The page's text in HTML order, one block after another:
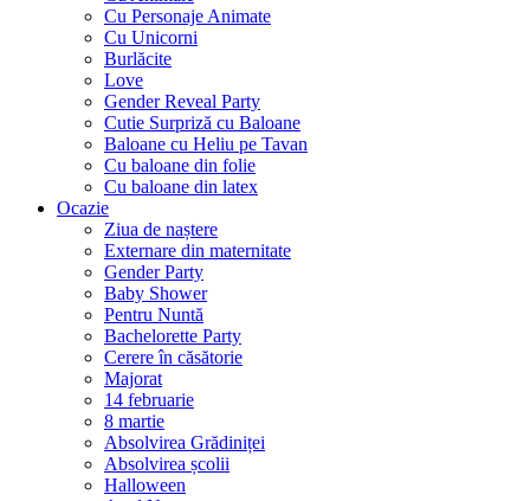
Cu Personaje Animate
Cu Unicorni
Burlăcite
Love
Gender Reveal Party
Cutie Surpriză cu Baloane
Baloane cu Heliu pe Tavan
Cu baloane din folie
Cu baloane din latex
Ocazie
Ziua de naștere
Externare din maternitate
Gender Party
Baby Shower
Pentru Nuntă
Bachelorette Party
Cerere în căsătorie
Majorat
14 februarie
8 martie
Absolvirea Grădiniței
Absolvirea școlii
Halloween